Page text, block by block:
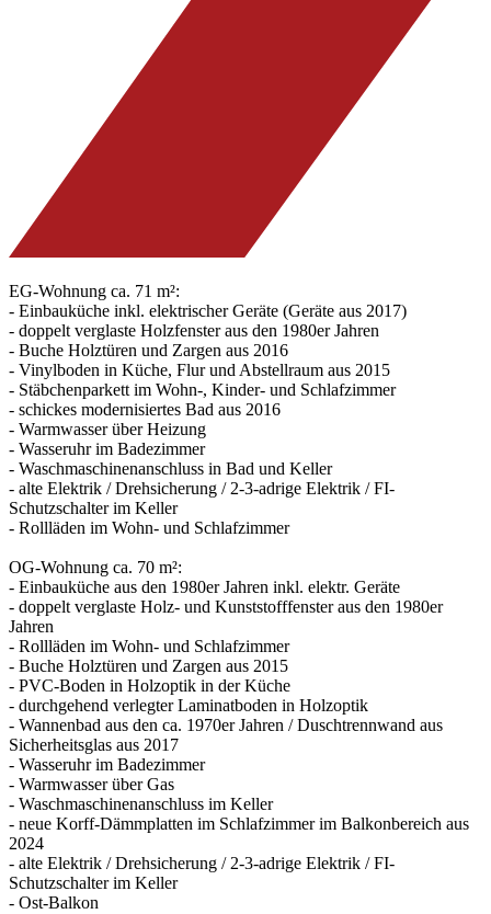
EG-Wohnung ca. 71 m²:
- Einbauküche inkl. elektrischer Geräte (Geräte aus 2017)
- doppelt verglaste Holzfenster aus den 1980er Jahren
- Buche Holztüren und Zargen aus 2016
- Vinylboden in Küche, Flur und Abstellraum aus 2015
- Stäbchenparkett im Wohn-, Kinder- und Schlafzimmer
- schickes modernisiertes Bad aus 2016
- Warmwasser über Heizung
- Wasseruhr im Badezimmer
- Waschmaschinenanschluss in Bad und Keller
- alte Elektrik / Drehsicherung / 2-3-adrige Elektrik / FI-
Schutzschalter im Keller
- Rollläden im Wohn- und Schlafzimmer
OG-Wohnung ca. 70 m²:
- Einbauküche aus den 1980er Jahren inkl. elektr. Geräte
- doppelt verglaste Holz- und Kunststofffenster aus den 1980er
Jahren
- Rollläden im Wohn- und Schlafzimmer
- Buche Holztüren und Zargen aus 2015
- PVC-Boden in Holzoptik in der Küche
- durchgehend verlegter Laminatboden in Holzoptik
- Wannenbad aus den ca. 1970er Jahren / Duschtrennwand aus
Sicherheitsglas aus 2017
- Wasseruhr im Badezimmer
- Warmwasser über Gas
- Waschmaschinenanschluss im Keller
- neue Korff-Dämmplatten im Schlafzimmer im Balkonbereich aus
2024
- alte Elektrik / Drehsicherung / 2-3-adrige Elektrik / FI-
Schutzschalter im Keller
- Ost-Balkon